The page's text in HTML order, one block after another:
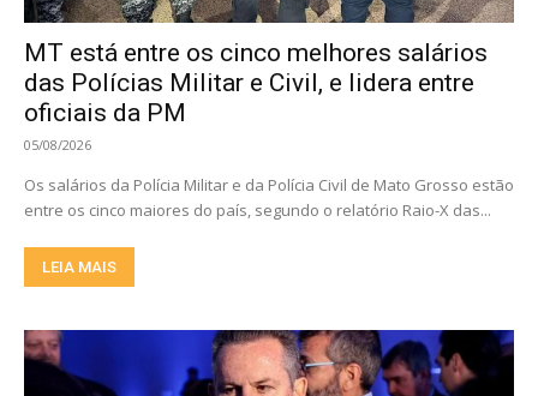
MT está entre os cinco melhores salários
das Polícias Militar e Civil, e lidera entre
oficiais da PM
05/08/2026
Os salários da Polícia Militar e da Polícia Civil de Mato Grosso estão
entre os cinco maiores do país, segundo o relatório Raio-X das...
LEIA MAIS